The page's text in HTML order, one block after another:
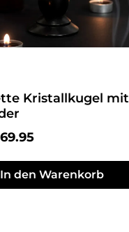
Kristallkugel mit
Preis:
In den Warenkorb